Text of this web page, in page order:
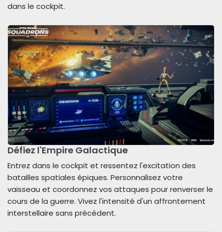
dans le cockpit.
Défiez l'Empire Galactique
Entrez dans le cockpit et ressentez l'excitation des
batailles spatiales épiques. Personnalisez votre
vaisseau et coordonnez vos attaques pour renverser le
cours de la guerre. Vivez l'intensité d'un affrontement
interstellaire sans précédent.